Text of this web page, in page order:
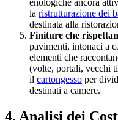
la ristrutturazione dei
destinata alla
Finiture che
pavimenti, intonaci a
elementi che
(volte, portali, vecchi
il cartongesso per
destinati a camere.
4. Analisi dei